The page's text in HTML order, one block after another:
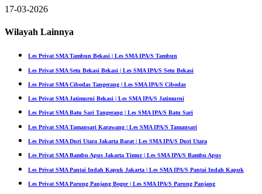
17-03-2026
Wilayah Lainnya
Les Privat SMA Tambun Bekasi | Les SMA IPA/S Tambun
Les Privat SMA Setu Bekasi Bekasi | Les SMA IPA/S Setu Bekasi
Les Privat SMA Cibodas Tangerang | Les SMA IPA/S Cibodas
Les Privat SMA Jatimurni Bekasi | Les SMA IPA/S Jatimurni
Les Privat SMA Batu Sari Tangerang | Les SMA IPA/S Batu Sari
Les Privat SMA Tamansari Karawang | Les SMA IPA/S Tamansari
Les Privat SMA Duri Utara Jakarta Barat | Les SMA IPA/S Duri Utara
Les Privat SMA Bambu Apus Jakarta Timur | Les SMA IPA/S Bambu Apus
Les Privat SMA Pantai Indah Kapuk Jakarta | Les SMA IPA/S Pantai Indah Kapuk
Les Privat SMA Parung Panjang Bogor | Les SMA IPA/S Parung Panjang